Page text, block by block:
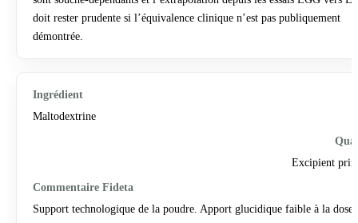
doit rester prudente si l’équivalence clinique n’est pas publiquement
démontrée.
Maltodextrine
Excipient
Support technologique de la poudre. Apport glucidique faible à la dose